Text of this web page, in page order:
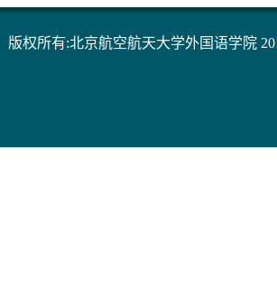
版权所有:北京航空航天大学外国语学院